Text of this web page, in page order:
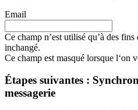
Email
Ce champ n’est utilisé qu’à des
inchangé.
Ce champ est masqué lorsque l‘on
Étapes suivantes :
messagerie